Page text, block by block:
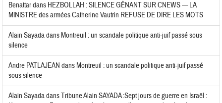
Benattardans HEZBOLLAH : SILENCE GÊNANT SUR CNEWS — LA
MINISTRE des armées Catherine Vautrin REFUSE DE DIRE LES MOTS
Alain Sayadadans Montreuil : un scandale politique anti-juif passé sous
silence
Andre PATLAJEAN dans Montreuil : un scandale politique anti-juif passé
sous silence
Alain SayadadansTribune Alain SAYADA :Sept jours de guerre en Israël :